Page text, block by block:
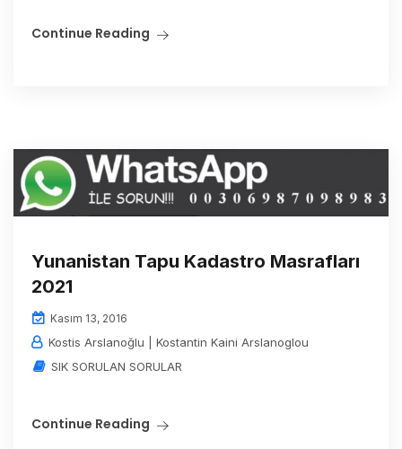
Continue Reading
Yunanistan Tapu Kadastro Masrafları
2021
Kasım 13, 2016
Kostis Arslanoğlu | Kostantin Kaini Arslanoglou
SIK SORULAN SORULAR
Continue Reading